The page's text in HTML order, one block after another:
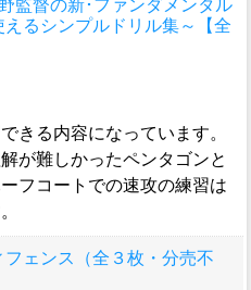
監督の新･ファンダメンタル
るシンプルドリル集～【全
きる内容になっています。
が難しかったペンタゴンと
フコートでの速攻の練習は
ェンス（全３枚・分売不